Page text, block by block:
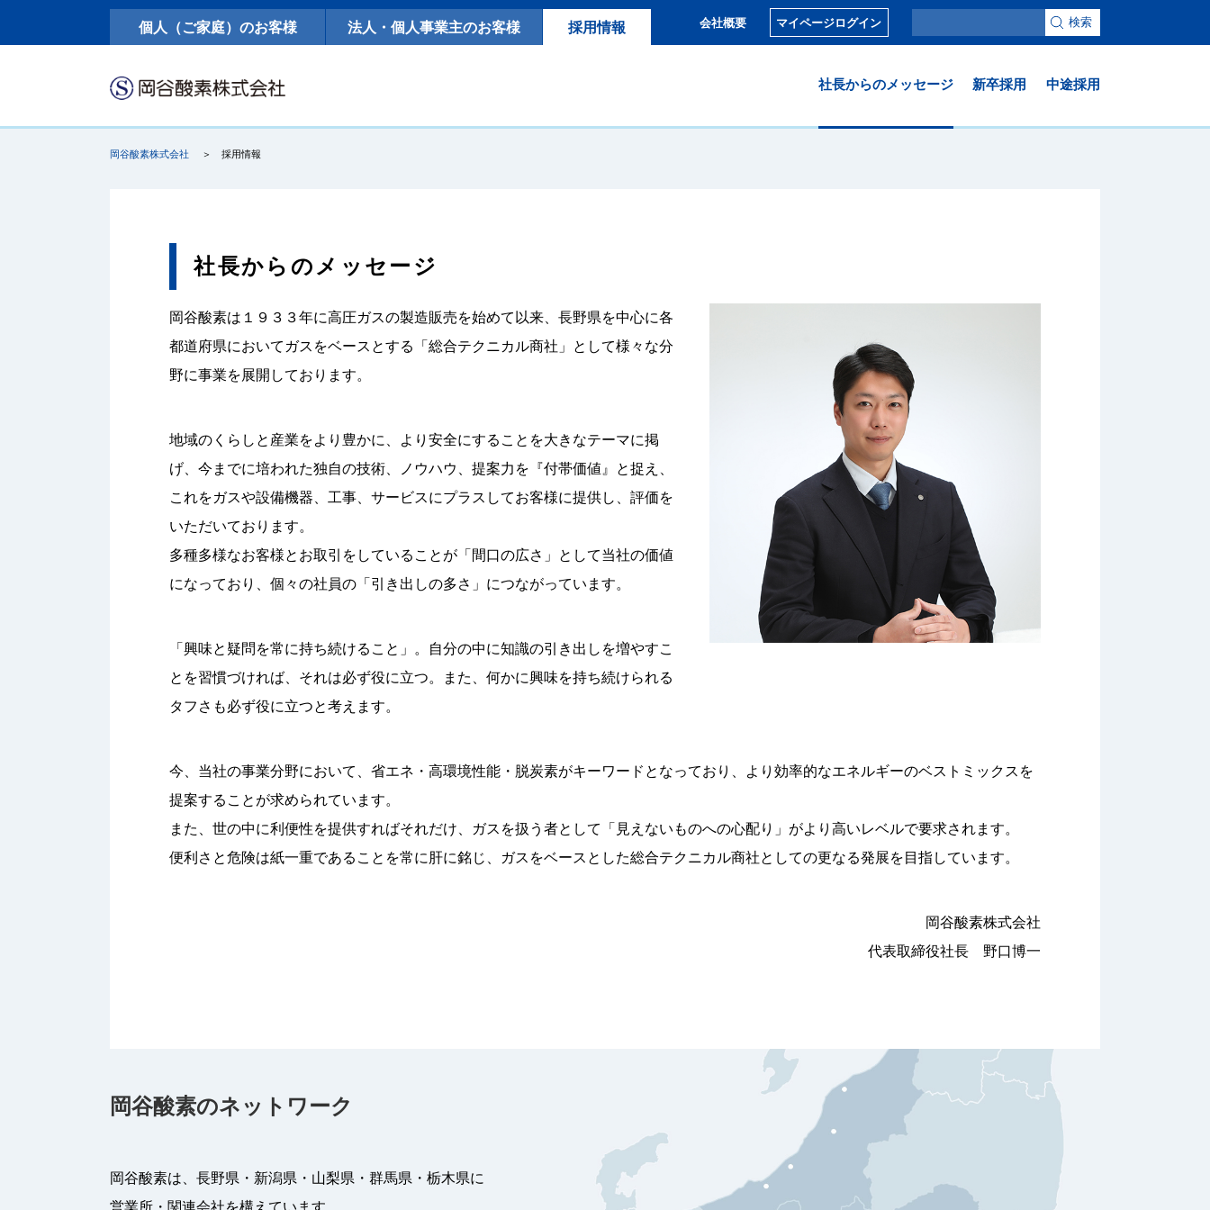
個人（ご家庭）のお客様 法人・個人事業主のお客様 採用情報 会社概要 マイページログイン 検索
社長からのメッセージ 新卒採用 中途採用
岡谷酸素株式会社 採用情報
社長からのメッセージ
岡谷酸素は１９３３年に高圧ガスの製造販売を始めて以来、長野県を中心に各
都道府県においてガスをベースとする「総合テクニカル商社」として様々な分
野に事業を展開しております。
地域のくらしと産業をより豊かに、より安全にすることを大きなテーマに掲
げ、今までに培われた独自の技術、ノウハウ、提案力を『付帯価値』と捉え、
これをガスや設備機器、工事、サービスにプラスしてお客様に提供し、評価を
いただいております。
多種多様なお客様とお取引をしていることが「間口の広さ」として当社の価値
になっており、個々の社員の「引き出しの多さ」につながっています。
「興味と疑問を常に持ち続けること」。自分の中に知識の引き出しを増やすこ
とを習慣づければ、それは必ず役に立つ。また、何かに興味を持ち続けられる
タフさも必ず役に立つと考えます。
今、当社の事業分野において、省エネ・高環境性能・脱炭素がキーワードとなっており、より効率的なエネルギーのベストミックスを
提案することが求められています。
また、世の中に利便性を提供すればそれだけ、ガスを扱う者として「見えないものへの心配り」がより高いレベルで要求されます。
便利さと危険は紙一重であることを常に肝に銘じ、ガスをベースとした総合テクニカル商社としての更なる発展を目指しています。
岡谷酸素株式会社
代表取締役社長 野口博一
岡谷酸素のネットワーク
岡谷酸素は、長野県・新潟県・山梨県・群馬県・栃木県に
営業所・関連会社を構えています。